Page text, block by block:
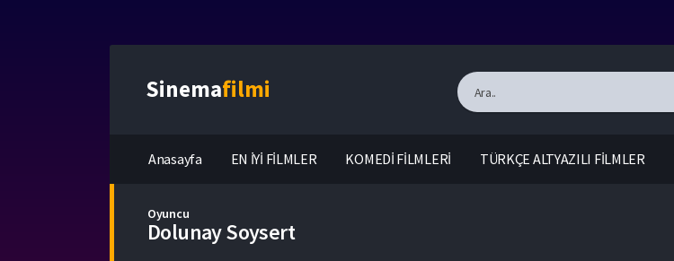
Sinemafilmi
Anasayfa EN İYİ FİLMLER KOMEDİ FİLMLERİ TÜRKÇE ALTYAZILI FİLMLER
Oyuncu
Dolunay Soysert